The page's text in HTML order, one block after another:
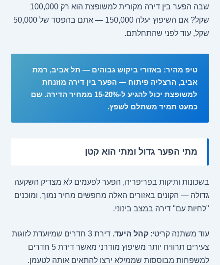
שבה הפער בין דירה מקורית למשופצת הוא רק 100,000
שקל? אם השיפוץ יעלה 150,000 — אתם בהפסד של 50,000
שקל, עוד לפני שהתחלתם.
טיפ מהיר: באזורי ביקוש גבוהים — תל אביב, רמת
אביב, הרצליה פיתוח — הפער בין דירה מוזנחת
למשופצת יכול להגיע ל-15-20% ממחיר הדירה. שם
כמעט תמיד משתלם לשפץ.
מתי הפער גדול ומתי הוא קטן
בשכונות ותיקות בפריפריה, הפער לפעמים לא מצדיק השקעה
גדולה — הקונים באזורים האלה מחפשים מחיר נמוך, ומוכנים
"לחיות עם" דירה במצב בינוני.
עוד משתנה קריטי:קהל היעד.
דירת 3 חדרים שמיועדת לזוגות
צעירים תרוויח יותר משיפוץ מודרני מאשר דירת 5 חדרים
למשפחות מבוססות שממילא ירצו להתאים אותה לטעמן.